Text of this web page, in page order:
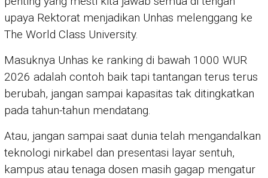
upaya Rektorat menjadikan Unhas melenggang ke
The World Class University.
Masuknya Unhas ke ranking di bawah 1000 WUR
2026 adalah contoh baik tapi tantangan terus terus
berubah, jangan sampai kapasitas tak ditingkatkan
pada tahun-tahun mendatang.
Atau, jangan sampai saat dunia telah mengandalkan
teknologi nirkabel dan presentasi layar sentuh,
kampus atau tenaga dosen masih gagap mengatur